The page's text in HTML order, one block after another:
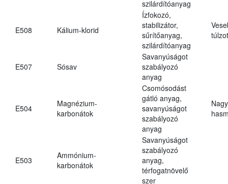
szilárdítóanyag
E508 Kálium-klorid
Ízfokozó,
stabilizátor,
sűrítőanyag,
szilárdítóanyag
E507 Sósav
Savanyúságot
szabályozó
anyag
E504
Magnézium-
karbonátok
Csomósodást
gátló anyag,
savanyúságot
szabályozó
anyag
E503
Ammónium-
karbonátok
Savanyúságot
szabályozó
anyag,
térfogatnövelő
szer